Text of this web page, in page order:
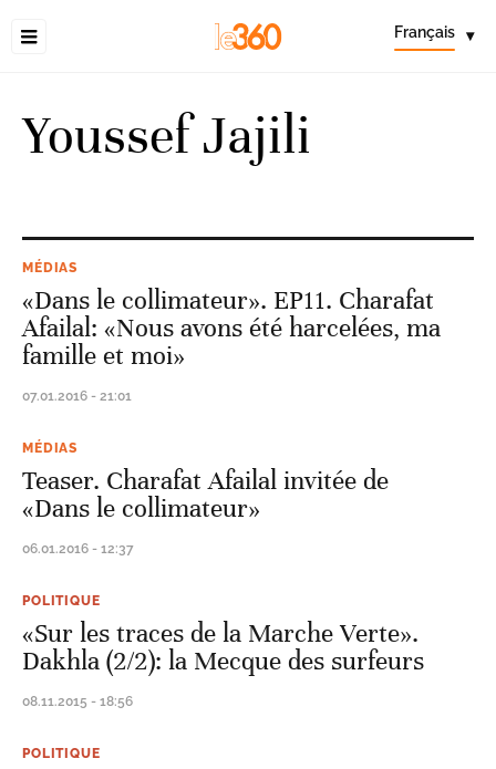
Français ▾
Youssef Jajili
MÉDIAS
«Dans le collimateur». EP11. Charafat
Afailal: «Nous avons été harcelées, ma
famille et moi»
07.01.2016 - 21:01
MÉDIAS
Teaser. Charafat Afailal invitée de
«Dans le collimateur»
06.01.2016 - 12:37
POLITIQUE
«Sur les traces de la Marche Verte».
Dakhla (2/2): la Mecque des surfeurs
08.11.2015 - 18:56
POLITIQUE